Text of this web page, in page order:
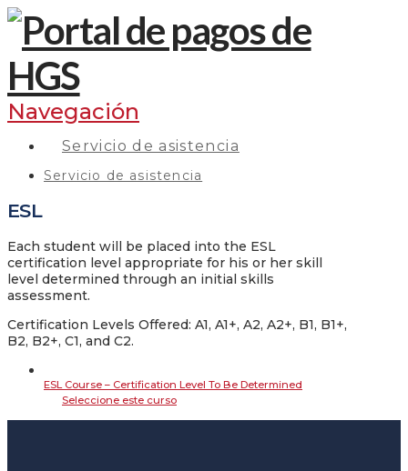
Navegación
Servicio de asistencia
Servicio de asistencia
ESL
Each student will be placed into the ESL
certification level appropriate for his or her skill
level determined through an initial skills
assessment.
Certification Levels Offered: A1, A1+, A2, A2+, B1, B1+,
B2, B2+, C1, and C2.
ESL Course – Certification Level To Be Determined
Seleccione este curso